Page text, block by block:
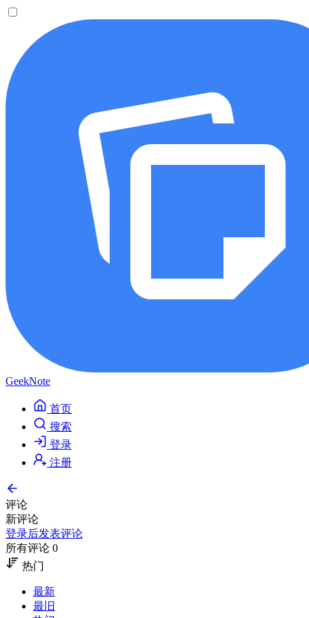
GeekNote
首页
搜索
登录
注册
评论
新评论
登录后发表评论
所有评论 0
热门
最新
最旧